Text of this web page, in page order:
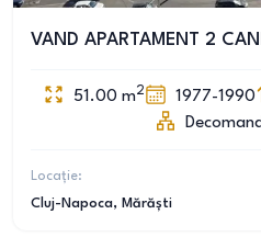
VAND APARTAMENT 2
51.00 m2 1977-1990
Locație:
Cluj-Napoca, Mărăști